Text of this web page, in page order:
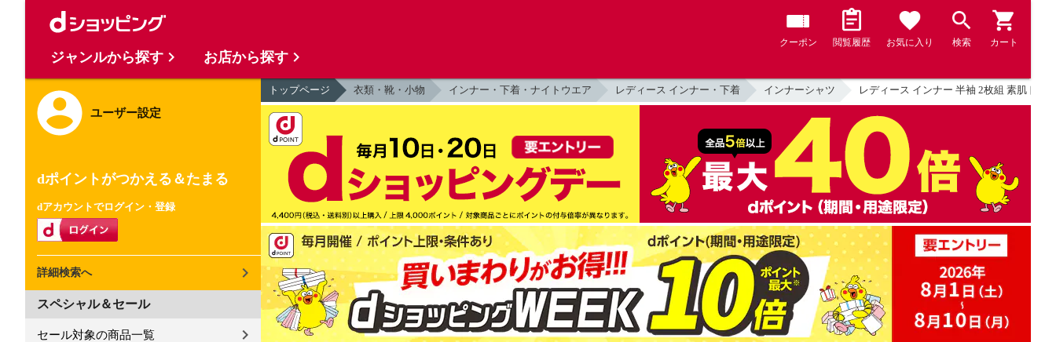
クーポン 閲覧履歴 お気に入り 検索 カート
ユーザー設定
dポイントがつかえる＆たまる
dアカウントでログイン・登録
詳細検索へ
スペシャル＆セール
セール対象の商品一覧
トップページ 衣類・靴・小物 インナー・下着・ナイトウエア レディース インナー・下着 インナーシャツ レディース インナー 半袖 2枚組 素肌ドラ
ジャンルから探す お店から探す